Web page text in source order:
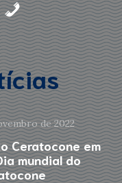
de 2022
Ceratocone em
mundial do